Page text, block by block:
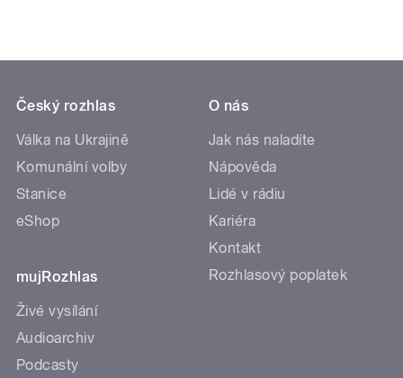
Český rozhlas
Válka na Ukrajině
Komunální volby
Stanice
eShop
mujRozhlas
Živé vysílání
Audioarchiv
Podcasty
O nás
Jak nás naladíte
Nápověda
Lidé v rádiu
Kariéra
Kontakt
Rozhlasový poplatek